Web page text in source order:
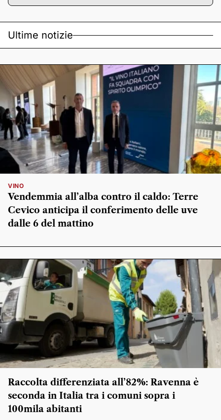
Ultime notizie
VINO
Vendemmia all’alba contro il caldo: Terre
Cevico anticipa il conferimento delle uve
dalle 6 del mattino
Raccolta differenziata all’82%: Ravenna è
seconda in Italia tra i comuni sopra i
100mila abitanti